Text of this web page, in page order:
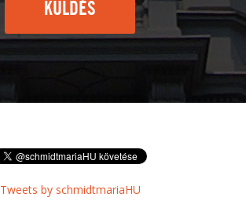
KÜLDÉS
Tweets by schmidtmariaHU